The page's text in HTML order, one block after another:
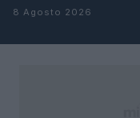
Salta al contenuto
8 Agosto 2026